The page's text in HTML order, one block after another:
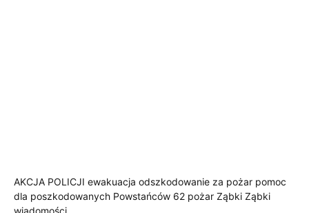
AKCJA POLICJI ewakuacja odszkodowanie za pożar pomoc
dla poszkodowanych Powstańców 62 pożar Ząbki Ząbki
wiadomości